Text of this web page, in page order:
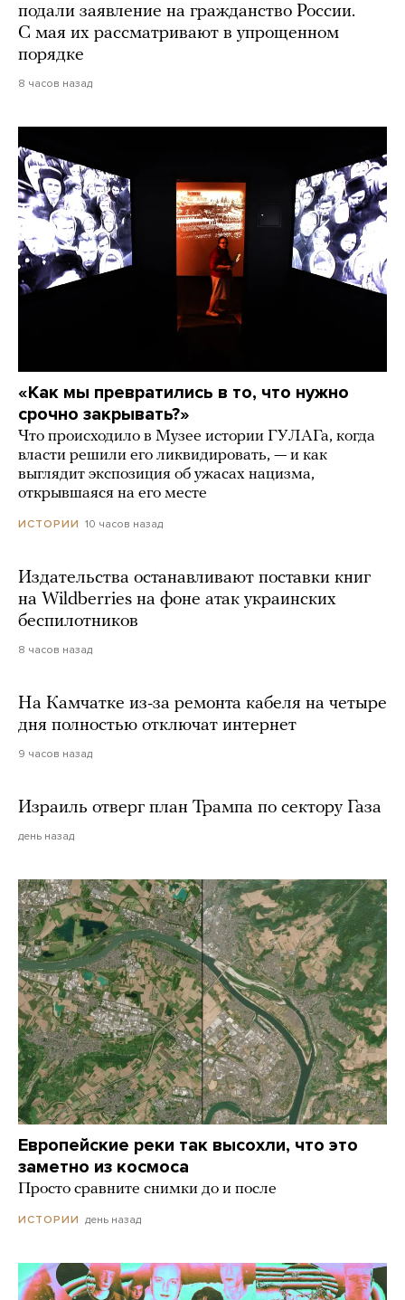
подали заявление на гражданство России.
С мая их рассматривают в упрощенном
порядке
8 часов назад
«Как мы превратились в то, что нужно
срочно закрывать?»
Что происходило в Музее истории ГУЛАГа, когда
власти решили его ликвидировать, — и как
выглядит экспозиция об ужасах нацизма,
открывшаяся на его месте
ИСТОРИИ 10 часов назад
Издательства останавливают поставки книг
на Wildberries на фоне атак украинских
беспилотников
8 часов назад
На Камчатке из-за ремонта кабеля на четыре
дня полностью отключат интернет
9 часов назад
Израиль отверг план Трампа по сектору Газа
день назад
Европейские реки так высохли, что это
заметно из космоса
Просто сравните снимки до и после
ИСТОРИИ день назад